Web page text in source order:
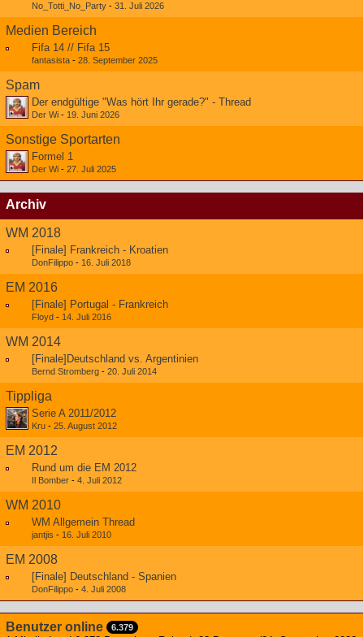
No_Totti_No_Party - 31. Juli 2026
Medien Bereich
Fifa 14 // Fifa 15
fantasista - 28. September 2025
Spam
Der endgültige "Was hört Ihr gerade?" - Thread
Der Wi - 19. Juni 2026
Sonstige Sportarten
Formel 1
Der Wi - 27. Juli 2025
Archiv
WM 2018
[Finale] Frankreich - Kroatien
DonFilippo - 16. Juli 2018
EM 2016
[Finale] Portugal - Frankreich
Floyd - 14. Juli 2016
WM 2014
[Finale]Deutschland vs. Argentinien
Bernd Stromberg - 20. Juli 2014
Tippliga
Serie A 2011/2012
Kru - 25. August 2012
EM 2012
Rund um die EM 2012
Il Bomber - 4. Juli 2012
WM 2010
WM Allgemein Thread
jantjis - 16. Juli 2010
EM 2008
[Finale] Deutschland - Spanien
DonFilippo - 4. Juli 2008
Benutzer online 6.379